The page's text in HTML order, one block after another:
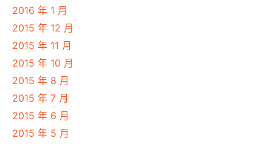
2016 年 1 月
2015 年 12 月
2015 年 11 月
2015 年 10 月
2015 年 8 月
2015 年 7 月
2015 年 6 月
2015 年 5 月